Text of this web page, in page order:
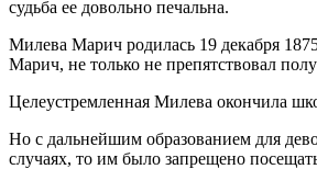
судьба ее довольно печальна.
Милева Марич родилась 19 декабря
Марич, не только не препятствовал
Целеустремленная Милева окончила
Но с дальнейшим образованием для
случаях, то им было запрещено